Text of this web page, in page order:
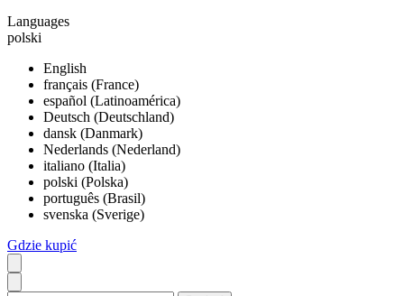
Languages
polski
English
français (France)
español (Latinoamérica)
Deutsch (Deutschland)
dansk (Danmark)
Nederlands (Nederland)
italiano (Italia)
polski (Polska)
português (Brasil)
svenska (Sverige)
Gdzie kupić